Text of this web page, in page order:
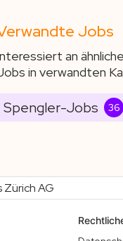
Jobs
an
in verwandten
Spengler-Jobs 36